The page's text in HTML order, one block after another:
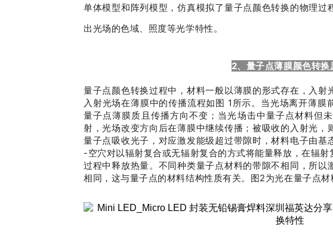
单体模型和阵列模型，仿真模拟了量子点颜色转换的物理
出光场的色域、照度等光学特性。
2、量子点薄膜颜色转换
量子点颜色转换过程中，材料一般以薄膜的形式存在，入射
入射光场在薄膜中的传播流程如图 1所示。当光场离开薄膜
量子点薄膜质且传播方向不变；当光场击中量子点材料但
射，光场改变方向后在薄膜中继续传播；被吸收的入射光，
量子点吸收光子，对应激发能级超过带隙时，材料电子由
-空穴对以辐射复合或无辐射复合的方式将能量释放，在辐
过程中释放热量。不同种类量子点材料的带隙不相同，所以
相同，这与量子点的材料结构性质有关。图2为光在量子点材